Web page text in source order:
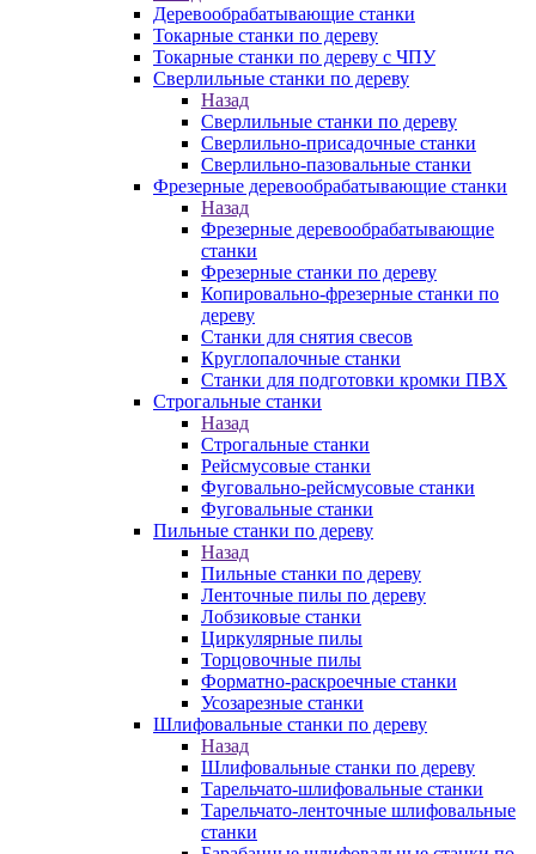
Деревообрабатывающие станки
Токарные станки по дереву
Токарные станки по дереву с ЧПУ
Сверлильные станки по дереву
Назад
Сверлильные станки по дереву
Сверлильно-присадочные станки
Сверлильно-пазовальные станки
Фрезерные деревообрабатывающие станки
Назад
Фрезерные деревообрабатывающие
станки
Фрезерные станки по дереву
Копировально-фрезерные станки по
дереву
Станки для снятия свесов
Круглопалочные станки
Станки для подготовки кромки ПВХ
Строгальные станки
Назад
Строгальные станки
Рейсмусовые станки
Фуговально-рейсмусовые станки
Фуговальные станки
Пильные станки по дереву
Назад
Пильные станки по дереву
Ленточные пилы по дереву
Лобзиковые станки
Циркулярные пилы
Торцовочные пилы
Форматно-раскроечные станки
Усозарезные станки
Шлифовальные станки по дереву
Назад
Шлифовальные станки по дереву
Тарельчато-шлифовальные станки
Тарельчато-ленточные шлифовальные
станки